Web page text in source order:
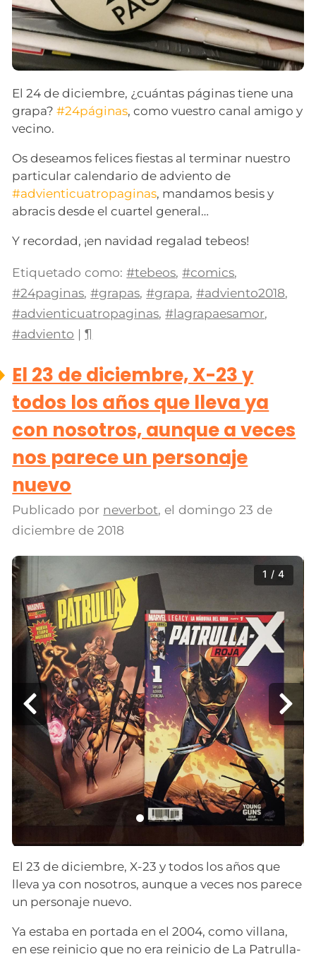
El 24 de diciembre, ¿cuántas páginas tiene una
grapa?#24páginas, como vuestro canal amigo y
vecino.
Os deseamos felices fiestas al terminar nuestro
particular calendario de adviento de
#advienticuatropaginas, mandamos besis y
abracis desde el cuartel general…
Y recordad, ¡en navidad regalad tebeos!
Etiquetado como: #tebeos,#comics,
#24paginas,#grapas,#grapa,#adviento2018,
#advienticuatropaginas,#lagrapaesamor,
#adviento |¶
El 23 de diciembre, X-23 y
todos los años que lleva ya
con nosotros, aunque a veces
nos parece un personaje
nuevo
Publicado por neverbot, eldomingo 23 de
diciembre de 2018
1 / 4
El 23 de diciembre, X-23 y todos los años que
lleva ya con nosotros, aunque a veces nos parece
un personaje nuevo.
Ya estaba en portada en el 2004, como villana,
en ese reinicio que no era reinicio de La Patrulla-